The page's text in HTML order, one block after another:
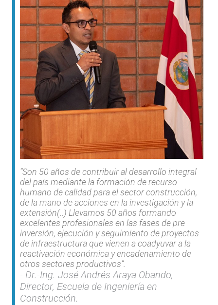
“Son 50 años de contribuir al desarrollo integral
del país mediante la formación de recurso
humano de calidad para el sector construcción,
de la mano de acciones en la investigación y la
extensión(..) Llevamos 50 años formando
excelentes profesionales en las fases de pre
inversión, ejecución y seguimiento de proyectos
de infraestructura que vienen a coadyuvar a la
reactivación económica y encadenamiento de
otros sectores productivos”.
Dr.-Ing. José Andrés Araya Obando,
Director, Escuela de Ingeniería en
Construcción.